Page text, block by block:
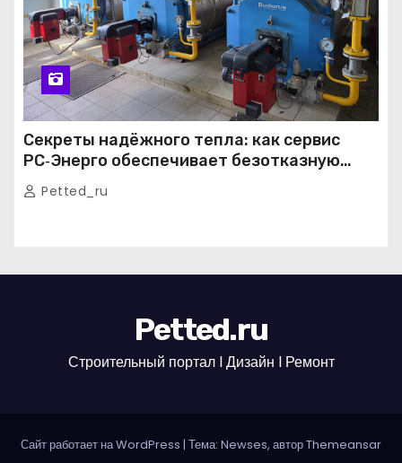
Секреты надёжного тепла: как сервис
РС‑Энерго обеспечивает безотказную
работу котельных в Москве и Подмосковье
Petted_ru
Petted.ru
Строительный портал l Дизайн l Ремонт
Сайт работает на WordPress | Тема: Newses, авторThemeansar